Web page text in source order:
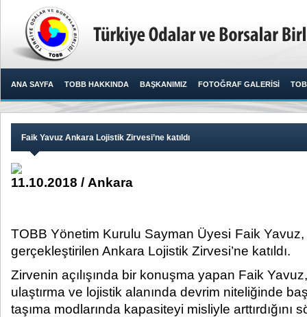
ANA SAYFA TOBB HAKKINDA BAŞKANIMIZ FOTOĞRAF GALERİSİ
Faik Yavuz Ankara Lojistik Zirvesi’ne katıldı
11.10.2018 / Ankara
TOBB Yönetim Kurulu Sayman Üyesi Faik Yavuz,
gerçekleştirilen Ankara Lojistik Zirvesi’ne katıldı.​
Zirvenin açılışında bir konuşma yapan Faik
ulaştırma ve lojistik alanında devrim niteliğinde
taşıma modlarında kapasiteyi misliyle arttırdığını